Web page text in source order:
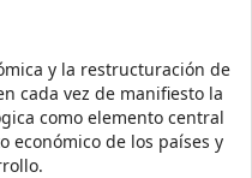
y la restructuración de
cada vez de manifiesto la
como elemento central
económico de los países y